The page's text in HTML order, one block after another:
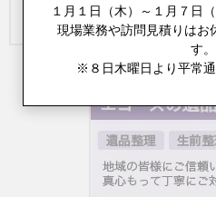
スタッフ紹介
１月１日（木）～１月７日
現場業務や訪問見積りはお
す。
※８日木曜日より平常通